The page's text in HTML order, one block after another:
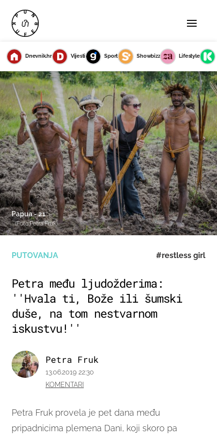
Dnevnik.hr Vijesti Sport Showbizz Lifestyle
PUTOVANJA #restless girl
Petra među ljudožderima:
''Hvala ti, Bože ili šumski
duše, na tom nestvarnom
iskustvu!''
Petra Fruk provela je pet dana među
pripadnicima plemena Dani, koji skoro pa
Petra Fruk
13.06.2019 22:30
KOMENTARI
Papua - 21
(Foto:Petra Fruk)